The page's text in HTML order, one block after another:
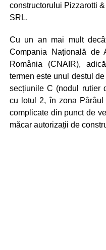
constructorului Pizzarotti
SRL.
Cu un an mai mult
Compania Națională de
România (CNAIR),
termen este unul destul
secțiunile C (nodul rutier
cu lotul 2, în zona
complicate din punct de
măcar autorizații de